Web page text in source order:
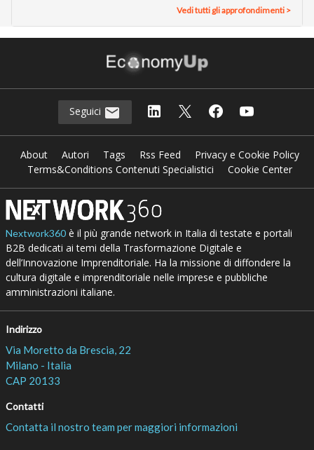
Vedi tutti gli approfondimenti >
Seguici
About Autori Tags Rss Feed
Privacy e Cookie Policy
Terms&Conditions Contenuti Specialistici
Cookie Center
Nextwork360è il più grande network in Italia di testate e portali
B2B dedicati ai temi della Trasformazione Digitale e
dell’Innovazione Imprenditoriale. Ha la missione di diffondere la
cultura digitale e imprenditoriale nelle imprese e pubbliche
amministrazioni italiane.
Indirizzo
Via Moretto da Brescia, 22
Milano - Italia
CAP 20133
Contatti
Contatta il nostro team per maggiori informazioni